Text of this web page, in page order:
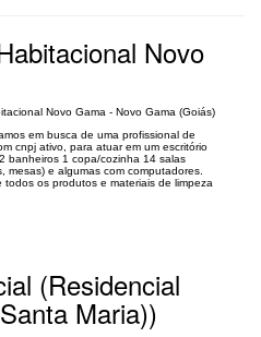
Novo
Novo Gama - Novo Gama (Goiás)
em busca de uma profissional de
cnpj ativo, para atuar em um escritório
banheiros 1 copa/cozinha 14 salas
mesas) e algumas com computadores.
os produtos e materiais de limpeza
(Residencial
Maria))